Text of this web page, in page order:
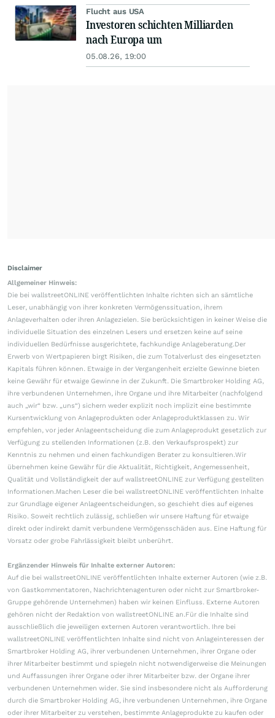
Flucht aus USA
Investoren schichten Milliarden
nach Europa um
05.08.26, 19:00
Disclaimer
Allgemeiner Hinweis:
Die bei wallstreetONLINE veröffentlichten Inhalte richten sich an sämtliche
Leser, unabhängig von ihrer konkreten Vermögenssituation, ihrem
Anlageverhalten oder ihren Anlagezielen. Sie berücksichtigen in keiner Weise die
individuelle Situation des einzelnen Lesers und ersetzen keine auf seine
individuellen Bedürfnisse ausgerichtete, fachkundige Anlageberatung.Der
Erwerb von Wertpapieren birgt Risiken, die zum Totalverlust des eingesetzten
Kapitals führen können. Etwaige in der Vergangenheit erzielte Gewinne bieten
keine Gewähr für etwaige Gewinne in der Zukunft. Die Smartbroker Holding AG,
ihre verbundenen Unternehmen, ihre Organe und ihre Mitarbeiter (nachfolgend
auch „wir“ bzw. „uns“) sichern weder explizit noch implizit eine bestimmte
Kursentwicklung von Anlageprodukten oder Anlageproduktklassen zu. Wir
empfehlen, vor jeder Anlageentscheidung die zum Anlageprodukt gesetzlich zur
Verfügung zu stellenden Informationen (z.B. den Verkaufsprospekt) zur
Kenntnis zu nehmen und einen fachkundigen Berater zu konsultieren.Wir
übernehmen keine Gewähr für die Aktualität, Richtigkeit, Angemessenheit,
Qualität und Vollständigkeit der auf wallstreetONLINE zur Verfügung gestellten
Informationen.Machen Leser die bei wallstreetONLINE veröffentlichten Inhalte
zur Grundlage eigener Anlageentscheidungen, so geschieht dies auf eigenes
Risiko. Soweit rechtlich zulässig, schließen wir unsere Haftung für etwaige
direkt oder indirekt damit verbundene Vermögensschäden aus. Eine Haftung für
Vorsatz oder grobe Fahrlässigkeit bleibt unberührt.
Ergänzender Hinweis für Inhalte externer Autoren:
Auf die bei wallstreetONLINE veröffentlichten Inhalte externer Autoren (wie z.B.
von Gastkommentatoren, Nachrichtenagenturen oder nicht zur Smartbroker-
Gruppe gehörende Unternehmen) haben wir keinen Einfluss. Externe Autoren
gehören nicht der Redaktion von wallstreetONLINE an.Für die Inhalte sind
ausschließlich die jeweiligen externen Autoren verantwortlich. Ihre bei
wallstreetONLINE veröffentlichten Inhalte sind nicht von Anlageinteressen der
Smartbroker Holding AG, ihrer verbundenen Unternehmen, ihrer Organe oder
ihrer Mitarbeiter bestimmt und spiegeln nicht notwendigerweise die Meinungen
und Auffassungen ihrer Organe oder ihrer Mitarbeiter bzw. der Organe ihrer
verbundenen Unternehmen wider. Sie sind insbesondere nicht als Aufforderung
durch die Smartbroker Holding AG, ihre verbundenen Unternehmen, ihre Organe
oder ihrer Mitarbeiter zu verstehen, bestimmte Anlageprodukte zu kaufen oder